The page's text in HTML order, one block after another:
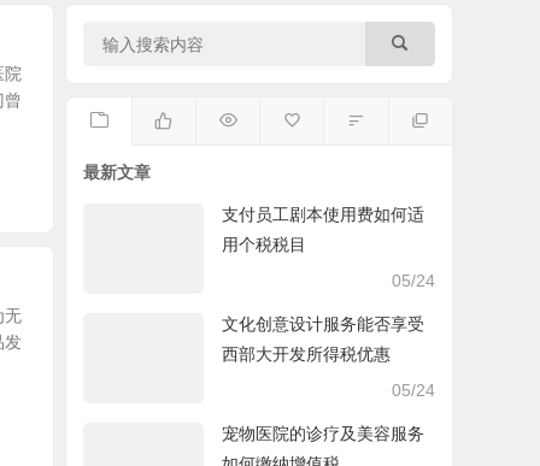
院
无
发
最新文章
支付员工剧本使用费如何适
用个税税目
05/24
文化创意设计服务能否享受
西部大开发所得税优惠
05/24
宠物医院的诊疗及美容服务